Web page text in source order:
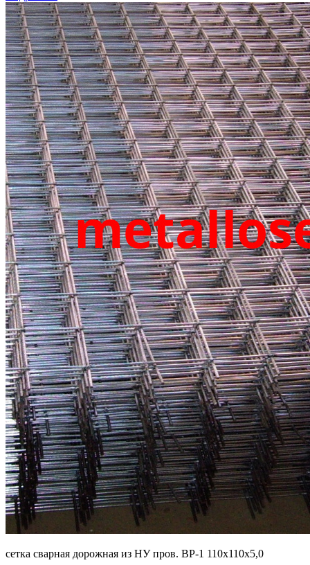
сетка сварная дорожная из НУ пров. ВР-1 110х110х5,0